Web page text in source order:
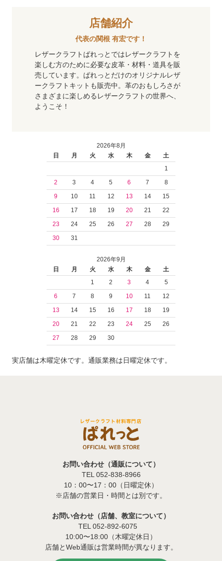
店舗紹介
代表の関根 有宏です！
レザークラフトぱれっとではレザークラフトを
楽しむ方のために必要な皮革・材料・道具を販
売しています。ぱれっとだけのオリジナルレザ
ークラフトキットも販売中。革のおもしろさが
さまざまに楽しめるレザークラフトの世界へ、
ようこそ！
2026年8月
日
月 火 水 木 金
土
1
2
3 4 5 6 7
8
9
10 11 12 13 14
15
16
17 18 19 20 21
22
23
24 25 26 27 28
29
30
31
2026年9月
日
月 火 水 木 金
土
1
2 3 4
5
6
7 8 9 10 11
12
13
14 15 16 17 18
19
20
21 22 23 24 25
26
27
28 29 30
実店舗は木曜定休です。通販業務は日曜定休です。
お問い合わせ（通販について）
TEL 052-838-8966
10：00〜17：00（日曜定休）
※店舗の営業日・時間とは別です。
お問い合わせ（店舗、教室について）
TEL 052-892-6075
10:00〜18:00（木曜定休日）
店舗とWeb通販は営業時間が異なります。